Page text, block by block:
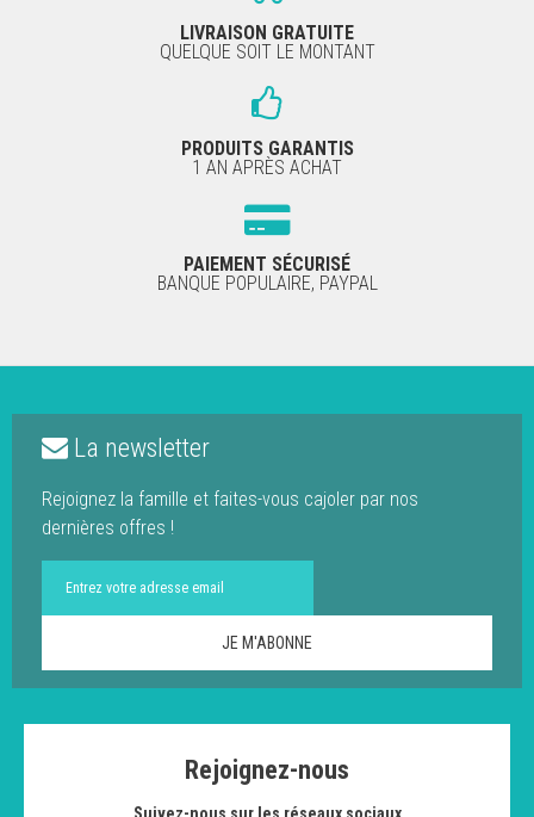
LIVRAISON GRATUITE
QUELQUE SOIT LE MONTANT
PRODUITS GARANTIS
1 AN APRÈS ACHAT
PAIEMENT SÉCURISÉ
BANQUE POPULAIRE, PAYPAL
La newsletter
Rejoignez la famille et faites-vous cajoler par nos
dernières offres !
Rejoignez-nous